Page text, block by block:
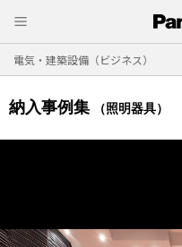
電気・建築設備（ビジネス）
納入事例集 （照明器具）